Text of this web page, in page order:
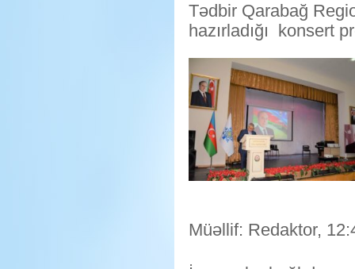
Tədbir Qarabağ
hazırladığı konsert
Müəllif: Redaktor,